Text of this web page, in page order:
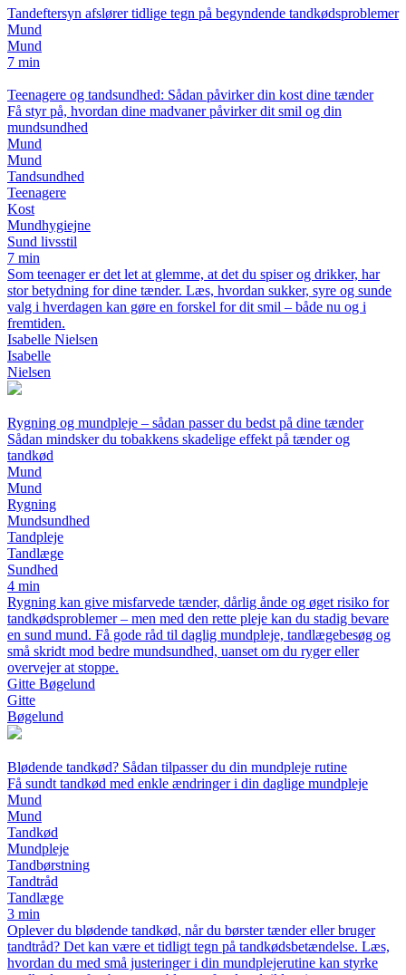
Tandeftersyn afslører tidlige tegn på begyndende tandkødsproblemer
Mund
Mund
7 min
Teenagere og tandsundhed: Sådan påvirker din kost dine tænder
Få styr på, hvordan dine madvaner påvirker dit smil og din
mundsundhed
Mund
Mund
Tandsundhed
Teenagere
Kost
Mundhygiejne
Sund livsstil
7 min
Som teenager er det let at glemme, at det du spiser og drikker, har
stor betydning for dine tænder. Læs, hvordan sukker, syre og sunde
valg i hverdagen kan gøre en forskel for dit smil – både nu og i
fremtiden.
Isabelle Nielsen
Isabelle
Nielsen
Rygning og mundpleje – sådan passer du bedst på dine tænder
Sådan mindsker du tobakkens skadelige effekt på tænder og
tandkød
Mund
Mund
Rygning
Mundsundhed
Tandpleje
Tandlæge
Sundhed
4 min
Rygning kan give misfarvede tænder, dårlig ånde og øget risiko for
tandkødsproblemer – men med den rette pleje kan du stadig bevare
en sund mund. Få gode råd til daglig mundpleje, tandlægebesøg og
små skridt mod bedre mundsundhed, uanset om du ryger eller
overvejer at stoppe.
Gitte Bøgelund
Gitte
Bøgelund
Blødende tandkød? Sådan tilpasser du din mundpleje rutine
Få sundt tandkød med enkle ændringer i din daglige mundpleje
Mund
Mund
Tandkød
Mundpleje
Tandbørstning
Tandtråd
Tandlæge
3 min
Oplever du blødende tandkød, når du børster tænder eller bruger
tandtråd? Det kan være et tidligt tegn på tandkødsbetændelse. Læs,
hvordan du med små justeringer i din mundplejerutine kan styrke